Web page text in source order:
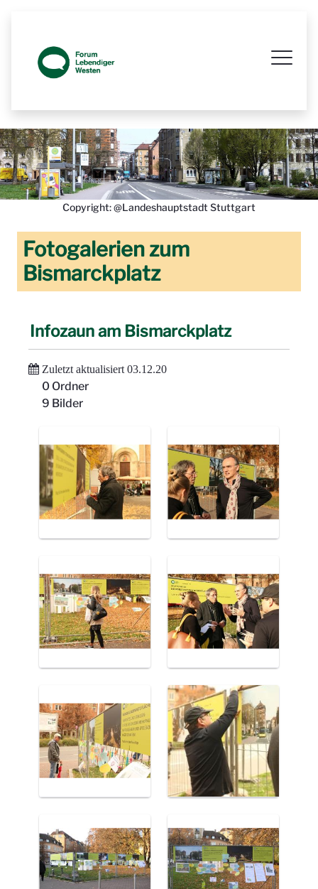
Copyright: @Landeshauptstadt Stuttgart
Fotogalerien zum
Bismarckplatz
Infozaun am Bismarckplatz
Zuletzt aktualisiert 03.12.20
0 Ordner
9 Bilder